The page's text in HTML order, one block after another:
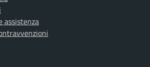
assistenza